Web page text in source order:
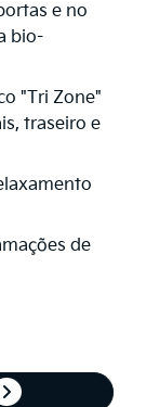
e no
bio-
"Tri Zone"
traseiro e
de